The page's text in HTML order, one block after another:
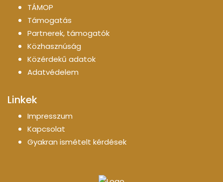
TÁMOP
Támogatás
Partnerek, támogatók
Közhasznúság
Közérdekű adatok
Adatvédelem
Linkek
Impresszum
Kapcsolat
Gyakran ismételt kérdések